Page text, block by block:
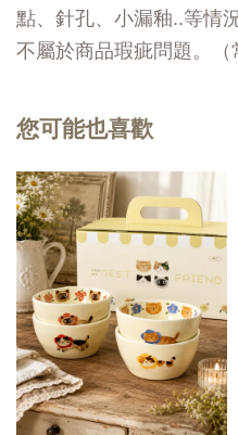
點、針孔、小漏釉..等情
不屬於商品瑕疵問題。（
您可能也喜歡